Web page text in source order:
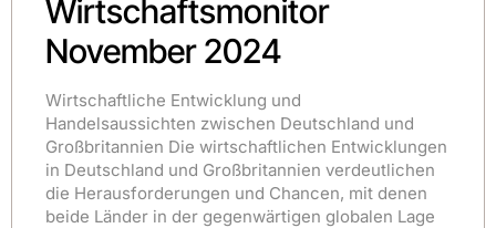
Wirtschaftsmonitor
November 2024
Wirtschaftliche Entwicklung und
Handelsaussichten zwischen Deutschland und
Großbritannien Die wirtschaftlichen Entwicklungen
in Deutschland und Großbritannien verdeutlichen
die Herausforderungen und Chancen, mit denen
beide Länder in der gegenwärtigen globalen Lage